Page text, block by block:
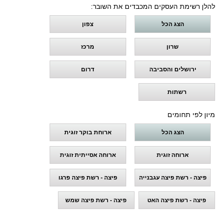
להלן רשימת העסקים המכבדים את השובר:
הצג הכל צפון
שרון מרכז
ירושלים והסביבה דרום
רשתות
מיון לפי תחומים
הצג הכל ארוחת בוקר זוגית
ארוחה זוגית ארוחה אסייתית זוגית
פיצה - רשת פיצה עגבנייה פיצה - רשת פיצה פרגו
פיצה - רשת פיצה האט פיצה - רשת פיצה שמש